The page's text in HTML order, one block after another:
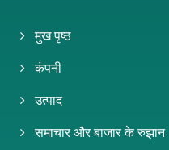
मुख पृष्ठ
कंपनी
उत्पाद
समाचार और बाजार के रुझान